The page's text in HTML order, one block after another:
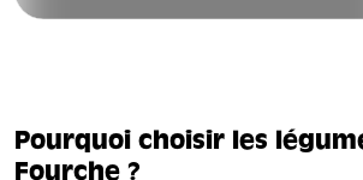
Pourquoi choisir les
Fourche ?